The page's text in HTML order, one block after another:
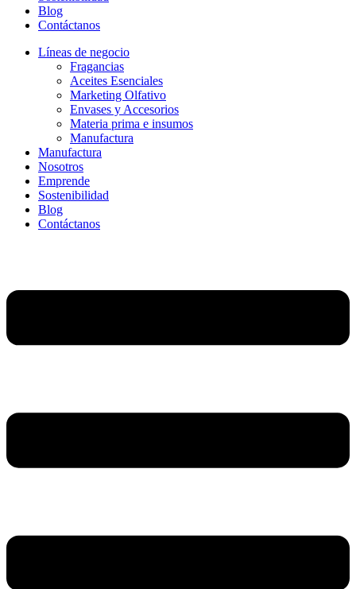
Blog
Contáctanos
Líneas de negocio
Fragancias
Aceites Esenciales
Marketing Olfativo
Envases y Accesorios
Materia prima e insumos
Manufactura
Manufactura
Nosotros
Emprende
Sostenibilidad
Blog
Contáctanos